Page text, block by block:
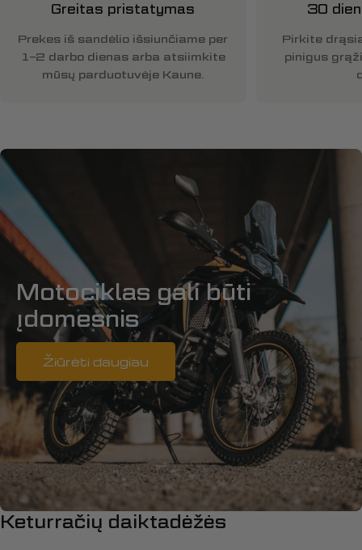
Greitas pristatymas
Prekes iš sandėlio išsiunčiame per
1–2 darbo dienas arba atsiimkite
mūsų parduotuvėje Kaune.
30
Pirkite
pinigus
Motociklas gali būti
įdomesnis
Žiūrėti daugiau
Keturračių daiktadėžės